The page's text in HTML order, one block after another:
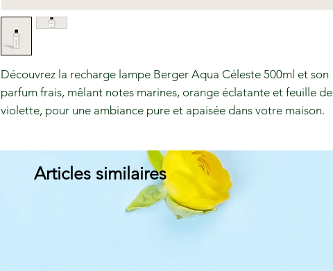
Découvrez la recharge lampe Berger Aqua Céleste 500ml et son
parfum frais, mêlant notes marines, orange éclatante et feuille de
violette, pour une ambiance pure et apaisée dans votre maison.
Articles similaires